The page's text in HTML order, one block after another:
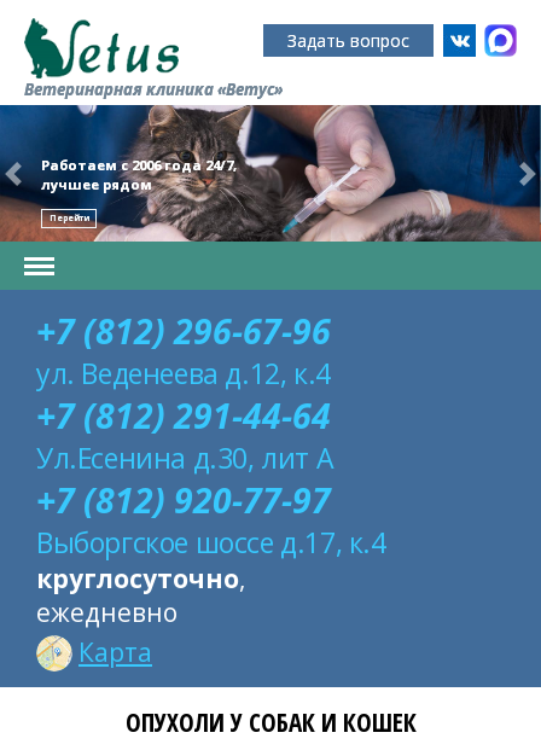
Задать вопрос
Ветеринарная клиника «Ветус»
Работаем с 2006 года 24/7,
лучшее рядом
Перейти
+7 (812) 296-67-96
ул. Веденеева д.12, к.4
+7 (812) 291-44-64
Ул.Есенина д.30, лит А
+7 (812) 920-77-97
Выборгское шоссе д.17, к.4
круглосуточно,
ежедневно
Карта
ОПУХОЛИ У СОБАК И КОШЕК